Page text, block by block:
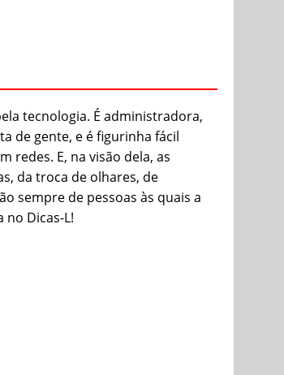
tecnologia. É administradora,
de gente, e é figurinha fácil
redes. E, na visão dela, as
da troca de olhares, de
sempre de pessoas às quais a
Dicas-L!